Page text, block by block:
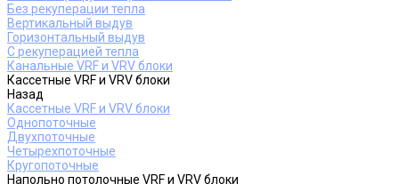
Без рекуперации тепла
Вертикальный выдув
Горизонтальный выдув
С рекуперацией тепла
Канальные VRF и VRV блоки
Кассетные VRF и VRV блоки
Назад
Кассетные VRF и VRV блоки
Однопоточные
Двухпоточные
Четырехпоточные
Кругопоточные
Напольно потолочные VRF и VRV блоки